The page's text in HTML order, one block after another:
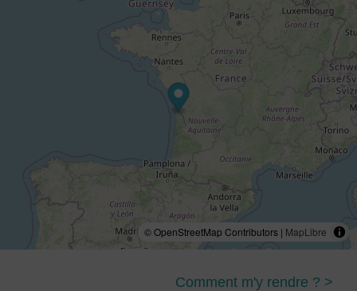
© OpenStreetMap Contributors | MapLibre
Comment m'y rendre ? >